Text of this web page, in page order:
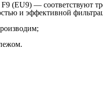
(EU9) — соответствуют
и эффективной